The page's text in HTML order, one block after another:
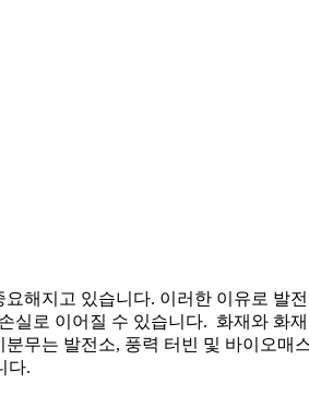
해지고 있습니다. 이러한 이유로 발
로 이어질 수 있습니다. 화재와 화
무는 발전소, 풍력 터빈 및 바이오
다.